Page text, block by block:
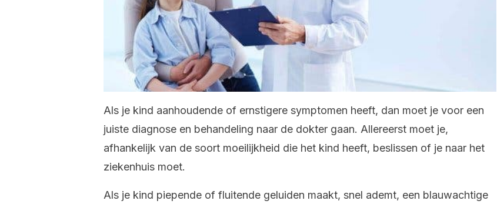
Als je kind aanhoudende of ernstigere symptomen heeft, dan moet je voor een
juiste diagnose en behandeling naar de dokter gaan. Allereerst moet je,
afhankelijk van de soort moeilijkheid die het kind heeft, beslissen of je naar het
ziekenhuis moet.
Als je kind piepende of fluitende geluiden maakt, snel ademt, een blauwachtige